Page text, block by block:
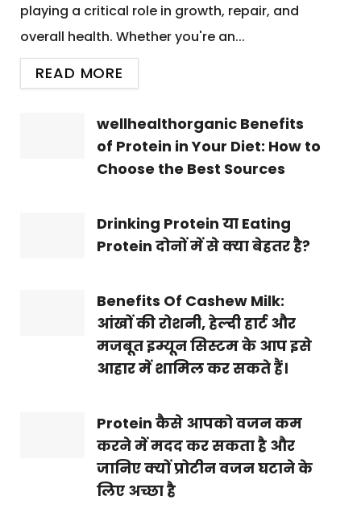
playing a critical role in growth, repair, and
overall health. Whether you're an...
READ MORE
wellhealthorganic Benefits
of Protein in Your Diet: How to
Choose the Best Sources
Drinking Protein या Eating
Protein दोनों में से क्या बेहतर है?
Benefits Of Cashew Milk:
आंखों की रोशनी, हेल्दी हार्ट और
मजबूत इम्यून सिस्टम के आप इसे
आहार में शामिल कर सकते हैं।
Protein कैसे आपको वजन कम
करने में मदद कर सकता है और
जानिए क्यों प्रोटीन वजन घटाने के
लिए अच्छा है